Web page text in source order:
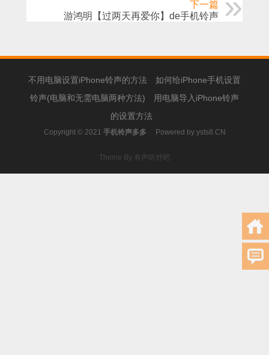
下一篇
游鸿明【过两天再爱你】de手机铃声
不用电脑设置iPhone铃声的方法
如何给iPhone手机设置
铃声(电脑和无需电脑两种方法)
用电脑导入iPhone铃声
的设置方法
Copyright © 2021 手机铃声多多 Powered by ysts8.CN
Theme By 有声听舒吧